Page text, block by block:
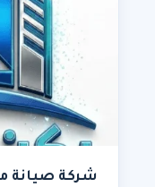
شركة صيانة